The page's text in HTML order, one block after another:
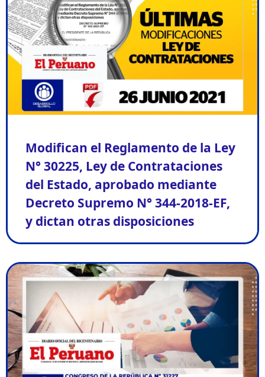
Modifican el Reglamento de la Ley
N° 30225, Ley de Contrataciones
del Estado, aprobado mediante
Decreto Supremo N° 344-2018-EF,
y dictan otras disposiciones